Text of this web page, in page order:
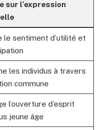
sur l’expression
le sentiment d’utilité et
les individus à travers
commune
l’ouverture d’esprit
jeune âge